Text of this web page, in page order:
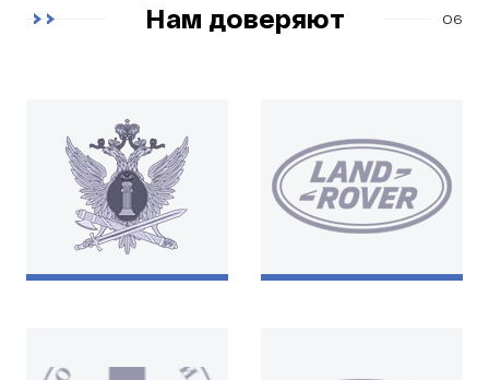
Нам доверяют 06